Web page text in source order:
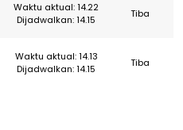
Waktu aktual: 14.22
Dijadwalkan: 14.15
Tiba
Waktu aktual: 14.13
Dijadwalkan: 14.15
Tiba